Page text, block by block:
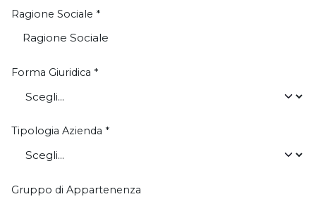
Ragione Sociale *
Forma Giuridica *
Tipologia Azienda *
Gruppo di Appartenenza